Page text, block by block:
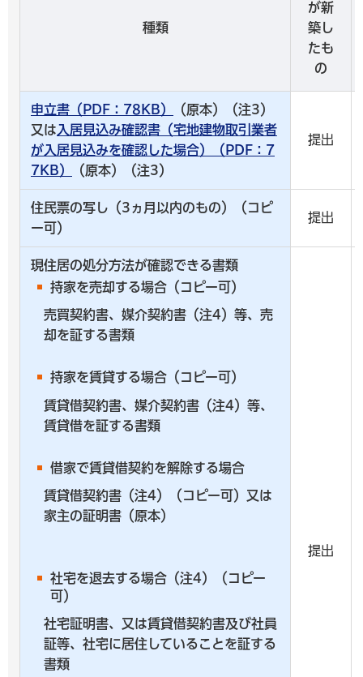
種類
が新
築し
たも
の
申立書（PDF：78KB）
（原本）（注3）
又は入居見込み確認書（宅地建物取引業者
が入居見込みを確認した場合）（PDF：7
7KB）
（原本）（注3）
提出
住民票の写し（3ヵ月以内のもの）（コピ
ー可）
提出
現住居の処分方法が確認できる書類
持家を売却する場合（コピー可）
売買契約書、媒介契約書（注4）等、売
却を証する書類
持家を賃貸する場合（コピー可）
賃貸借契約書、媒介契約書（注4）等、
賃貸借を証する書類
借家で賃貸借契約を解除する場合
賃貸借契約書（注4）（コピー可）又は
家主の証明書（原本）
社宅を退去する場合（注4）（コピー
可）
社宅証明書、又は賃貸借契約書及び社員
証等、社宅に居住していることを証する
書類
提出